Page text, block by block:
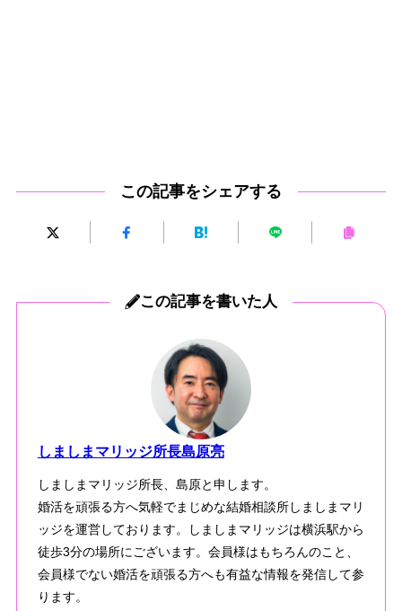
この記事をシェアする
この記事を書いた人
しましまマリッジ所長島原亮
しましまマリッジ所長、島原と申します。
婚活を頑張る方へ気軽でまじめな結婚相談所しましまマリ
ッジを運営しております。しましまマリッジは横浜駅から
徒歩3分の場所にございます。会員様はもちろんのこと、
会員様でない婚活を頑張る方へも有益な情報を発信して参
ります。